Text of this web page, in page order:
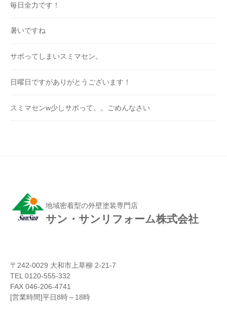
毎日全力です！
暑いですね
サボってしまいスミマセン。
日曜日ですがありがとうございます！
スミマセンw少しサボって。。ごめんなさい
地域密着型の外壁塗装専門店
サン・サンリフォーム株式会社
〒242-0029 大和市上草柳 2-21-7
TEL 0120-555-332
FAX 046-206-4741
[営業時間]平日8時～18時